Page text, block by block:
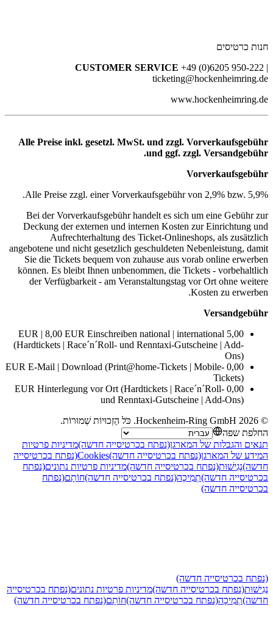
כרטיסים
CUSTOMER SERVICE+49 (0)6205 950-222
Alle Preise inkl. gesetzl. MwSt. und zzgl.
und ggf. zzgl.
Alle Preise zzgl. einer Vorverkaufsgebühr von 2,9% bzw.
Bei der Vorverkaufsgebühr handelt es sich um eine Gebühr
Deckung der externen und internen Kosten zur Einrichtung
Aufrechterhaltung des Ticket-Onlineshops, als
angebotene und nicht gesetzlich geschuldeten Nebenleistung,
Sie die Tickets bequem von zuhause aus vorab online
können. Es bleibt Ihnen unbenommen, die Tickets -
der Verfügbarkeit - am Veranstaltungstag vor Ort ohne
Kosten zu
5,00 EUR | 8,00 EUR Einschreiben national | international
(Hardtickets | Race´n´Roll- und Renntaxi-Gutscheine | Add-
Ons)
0,00 EUR E-Mail | Download (Print@home-Tickets | Mobile-
Tickets)
0,00 EUR Hinterlegung vor Ort (Hardtickets | Race´n´Roll-
und Renntaxi-Gutscheine | Add-Ons)
2026
Hockenheim-Ring GmbH
.כֹּל הַזְכוּיוֹת שְׁמוּרוֹת.
שפה
והגבלות של המארגן(נפתח בכרטיסייה חדשה)מדיניות פרטיות
של המארגן(נפתח בכרטיסייה חדשה)Cookies(נפתח בכרטיסייה
נְגִישׁוּת(נפתח בכרטיסייה חדשה)מדיניות פרטיות נתונים(נפתח
חדשה)תְמִיכָה(נפתח בכרטיסייה חדשה)חוֹתָם(נפתח
חדשה)
בכרטיסייה חדשה)
(נפתח בכרטיסייה חדשה)מדיניות פרטיות נתונים(נפתח בכרטיסייה
תְמִיכָה(נפתח בכרטיסייה חדשה)חוֹתָם(נפתח בכרטיסייה חדשה)